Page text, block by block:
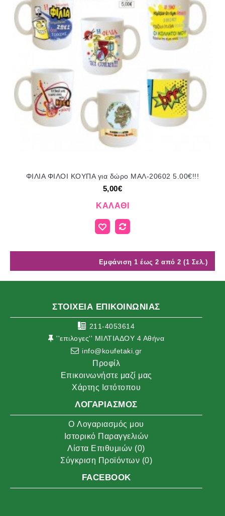
ΦΙΛΙΑ ΦΙΛΟΙ ΚΟΥΠΑ για δώρο ΜΑΛ-20602 5.00€!!!
5,00€
ΚΑΛΆΘΙ
Εμφάνιση 1 έως 2 από 2 (1 Σελ.)
ΣΤΟΙΧΕΙΑ ΕΠΙΚΟΙΝΩΝΙΑΣ
211-4053614
''επιλογες'' ΜΙΛΤΙΑΔΟΥ 4 Αθήνα
info@koufetaki.gr
Προφίλ
Επικοινωνήστε μαζί μας
Χάρτης Ιστότοπου
ΛΟΓΑΡΙΑΣΜΌΣ
O Λογαριασμός μου
Ιστορικό Παραγγελιών
Λίστα Επιθυμιών (0)
Σύγκριση Προϊόντων (0)
FACEBOOK